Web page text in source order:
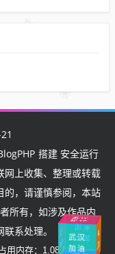
搭建 安全运行
上收集、整理或转载
的，请谨慎参阅，本站
所有，如涉及作品内
系处理。
占用内存：1.08 MB
武汉
加
油 中国
湖北
加油
中国
加油
武
汉挺
住